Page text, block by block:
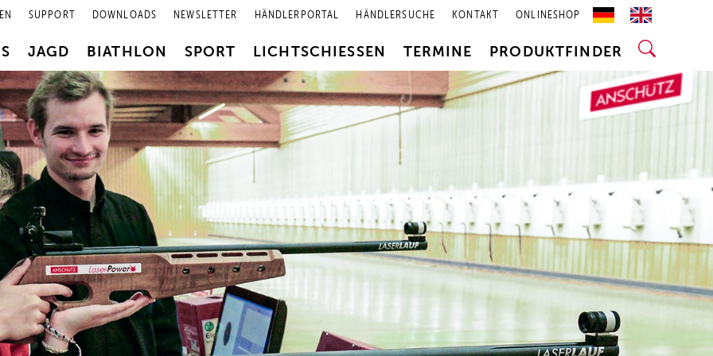
SUPPORT DOWNLOADS NEWSLETTER HÄNDLERPORTAL HÄNDLERSUCHE KONTAKT ONLINESHOP
JAGD BIATHLON SPORT LICHTSCHIESSEN TERMINE PRODUKTFINDER